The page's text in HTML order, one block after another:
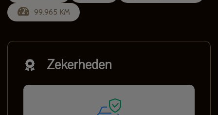
99.965 KM
Zekerheden